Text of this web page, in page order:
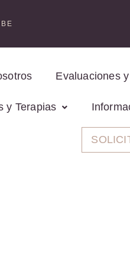
Evaluaciones
y Terapias